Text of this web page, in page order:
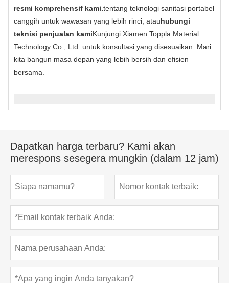
resmi komprehensif kami.tentang teknologi sanitasi portabel
canggih untuk wawasan yang lebih rinci, atauhubungi
teknisi penjualan kamiKunjungi Xiamen Toppla Material
Technology Co., Ltd. untuk konsultasi yang disesuaikan. Mari
kita bangun masa depan yang lebih bersih dan efisien
bersama.
Dapatkan harga terbaru? Kami akan
merespons sesegera mungkin (dalam 12 jam)